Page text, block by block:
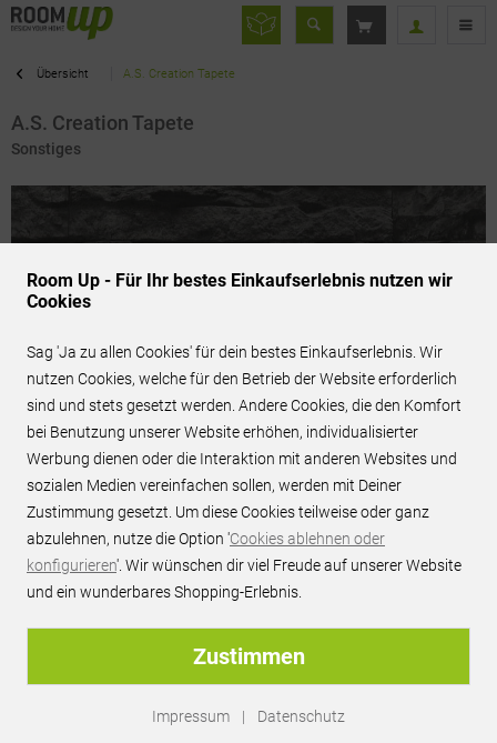
Übersicht A.S. Creation Tapete
A.S. Creation Tapete
Sonstiges
27,95 € / Stk. inkl. MwSt.
Online kaufen & liefern lassen
Preis pro Stk.
Lieferzeit: 2-4 Werktage
Room Up - Für Ihr bestes Einkaufserlebnis nutzen wir
Cookies
Sag 'Ja zu allen Cookies' für dein bestes Einkaufserlebnis. Wir
nutzen Cookies, welche für den Betrieb der Website erforderlich
sind und stets gesetzt werden. Andere Cookies, die den Komfort
bei Benutzung unserer Website erhöhen, individualisierter
Werbung dienen oder die Interaktion mit anderen Websites und
sozialen Medien vereinfachen sollen, werden mit Deiner
Zustimmung gesetzt. Um diese Cookies teilweise oder ganz
abzulehnen, nutze die Option 'Cookies ablehnen oder
konfigurieren'. Wir wünschen dir viel Freude auf unserer Website
und ein wunderbares Shopping-Erlebnis.
Zustimmen
Impressum | Datenschutz